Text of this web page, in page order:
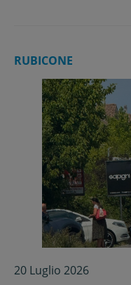
RUBICONE
20 Luglio 2026